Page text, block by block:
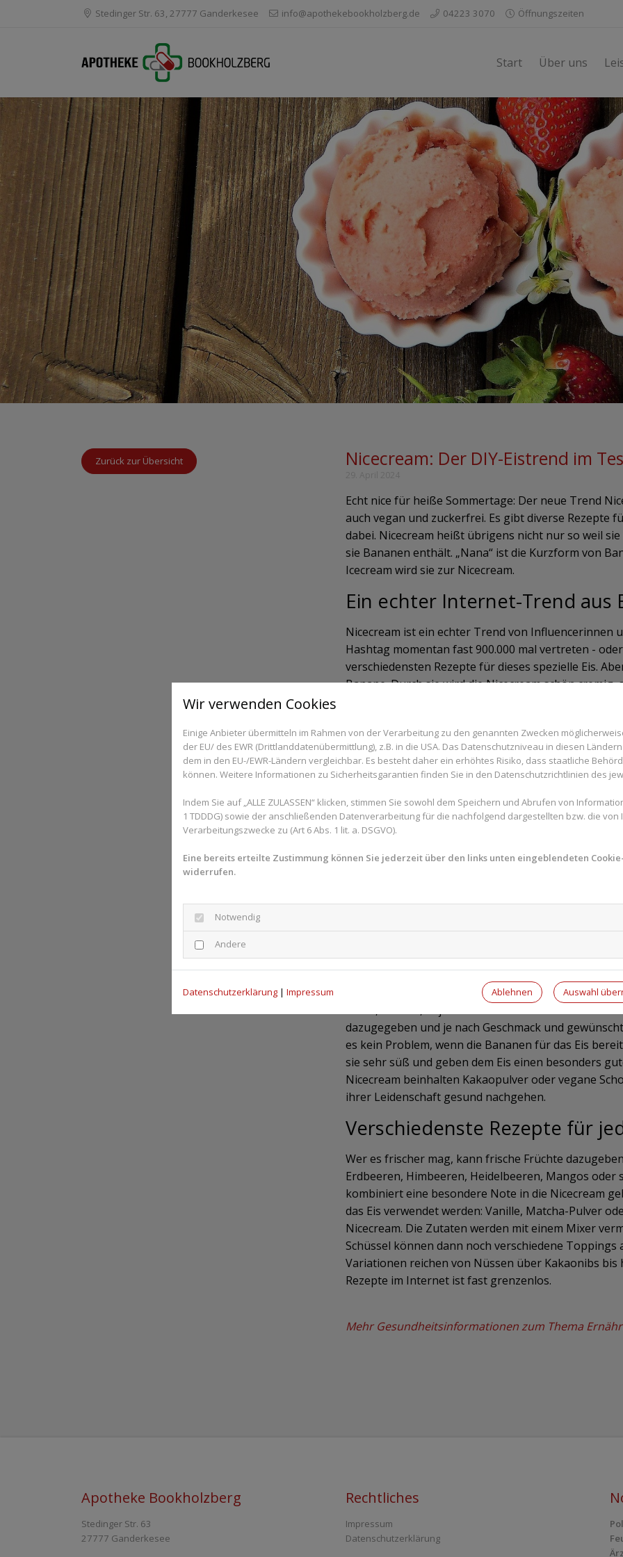
Stedinger Str. 63, 27777 Ganderkesee info@apothekebookholzberg.de 04223 3070 Öffnungszeiten
Start Über uns
Zurück zur Übersicht Nicecream: Der DIY-Eistrend im
Echt nice für heiße Sommertage: Der neue Trend
auch vegan und zuckerfrei. Es gibt diverse Rezepte
dabei. Nicecream heißt übrigens nicht nur so weil
sie Bananen enthält. „Nana“ ist die Kurzform von
Icecream wird sie zur Nicecream.
Ein echter Internet-Trend aus
Nicecream ist ein echter Trend von Influencerinnen
Hashtag momentan fast 900.000 mal vertreten -
verschiedensten Rezepte für dieses spezielle Eis.
Banane. Durch sie wird die Nicecream schön cremig,
Zucker dazugeben muss und sie ist vegan.
Kalium und die Vitamine B und C. Weitere Zutaten,
können, sind zum Beispiel Kokosmilch, Nüsse,
genauso groß wie an der Eistheke. Und man muss
verlassen, denn Nicecream lässt sich mit dem
Sie haben Fragen zu Nicecream oder
und -Expertinnen aus Ihrer Region beraten Sie
Pflanzendrink nach Wahl
Die Bananen müssen dafür eingefroren werden,
in Nicecream verwandelt werden. Eine weitere
Geschmack und je nachdem, was man gerade im
Hafer, Mandel, Soja oder Erbsen verwenden.
dazugegeben und je nach Geschmack und
es kein Problem, wenn die Bananen für das Eis
sie sehr süß und geben dem Eis einen besonders
Nicecream beinhalten Kakaopulver oder vegane
ihrer Leidenschaft gesund nachgehen.
Verschiedenste Rezepte für
Wer es frischer mag, kann frische Früchte
Erdbeeren, Himbeeren, Heidelbeeren, Mangos
kombiniert eine besondere Note in die Nicecream
das Eis verwendet werden: Vanille, Matcha-Pulver
Nicecream. Die Zutaten werden mit einem Mixer
Schüssel können dann noch verschiedene Toppings
Variationen reichen von Nüssen über Kakaonibs bis
Rezepte im Internet ist fast grenzenlos.
Mehr Gesundheitsinformationen zum Thema
Apotheke Bookholzberg
Stedinger Str. 63
27777 Ganderkesee
Rechtliches
Impressum
Datenschutzerklärung
Wir verwenden Cookies
Einige Anbieter übermitteln im Rahmen von der Verarbeitung zu den genannten Zwecken
der EU/ des EWR (Drittlanddatenübermittlung), z.B. in die USA. Das Datenschutzniveau in diesen
dem in den EU-/EWR-Ländern vergleichbar. Es besteht daher ein erhöhtes Risiko, dass staatliche
können. Weitere Informationen zu Sicherheitsgarantien finden Sie in den Datenschutzrichtlinien des
Indem Sie auf „ALLE ZULASSEN“ klicken, stimmen Sie sowohl dem Speichern und Abrufen von
1 TDDDG) sowie der anschließenden Datenverarbeitung für die nachfolgend dargestellten bzw. die
Verarbeitungszwecke zu (Art 6 Abs. 1 lit. a. DSGVO).
Eine bereits erteilte Zustimmung können Sie jederzeit über den links unten eingeblendeten
widerrufen.
Notwendig
Andere
Datenschutzerklärung | Impressum Ablehnen Auswahl